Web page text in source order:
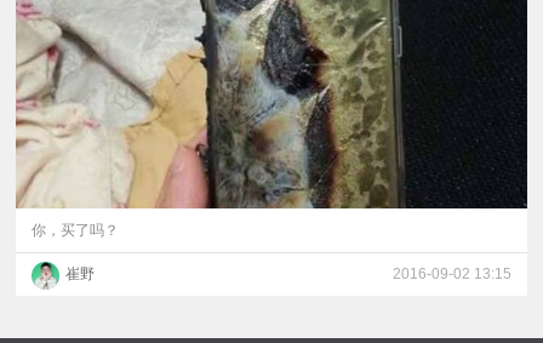
你，买了吗？
崔野 2016-09-02 13:15